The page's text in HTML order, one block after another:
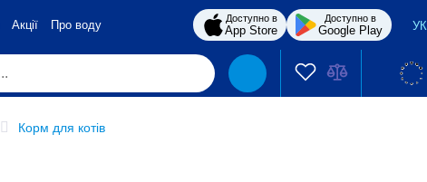
Акції Про воду Доступно в
App Store
Доступно в
Google Play
Корм для котів